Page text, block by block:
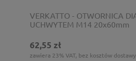
VERKATTO - OTWORNICA
UCHWYTEM M14 20x60mm
62,55 zł
zawiera 23% VAT, bez kosztów dostawy